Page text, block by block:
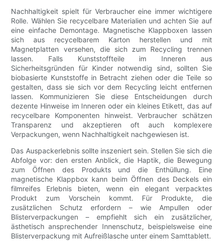
Nachhaltigkeit spielt für Verbraucher eine immer wichtigere
Rolle. Wählen Sie recycelbare Materialien und achten Sie auf
eine einfache Demontage. Magnetische Klappboxen lassen
sich aus recycelbarem Karton herstellen und mit
Magnetplatten versehen, die sich zum Recycling trennen
lassen. Falls Kunststoffteile im Inneren aus
Sicherheitsgründen für Kinder notwendig sind, sollten Sie
biobasierte Kunststoffe in Betracht ziehen oder die Teile so
gestalten, dass sie sich vor dem Recycling leicht entfernen
lassen. Kommunizieren Sie diese Entscheidungen durch
dezente Hinweise im Inneren oder ein kleines Etikett, das auf
recycelbare Komponenten hinweist. Verbraucher schätzen
Transparenz und akzeptieren oft auch komplexere
Verpackungen, wenn Nachhaltigkeit nachgewiesen ist.
Das Auspackerlebnis sollte inszeniert sein. Stellen Sie sich die
Abfolge vor: den ersten Anblick, die Haptik, die Bewegung
zum Öffnen des Produkts und die Enthüllung. Eine
magnetische Klappbox kann beim Öffnen des Deckels ein
filmreifes Erlebnis bieten, wenn ein elegant verpacktes
Produkt zum Vorschein kommt. Für Produkte, die
zusätzlichen Schutz erfordern – wie Ampullen oder
Blisterverpackungen – empfiehlt sich ein zusätzlicher,
ästhetisch ansprechender Innenschutz, beispielsweise eine
Blisterverpackung mit Aufreißlasche unter einem Samttablett.